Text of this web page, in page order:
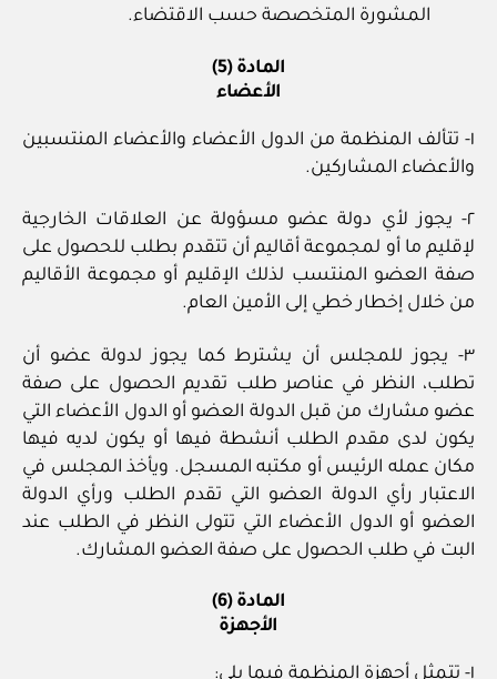
المشورة المتخصصة حسب الاقتضاء.
المادة (5)
الأعضاء
١- تتألف المنظمة من الدول الأعضاء والأعضاء المنتسبين
والأعضاء المشاركين.
٢- يجوز لأي دولة عضو مسؤولة عن العلاقات الخارجية
لإقليم ما أو لمجموعة أقاليم أن تتقدم بطلب للحصول على
صفة العضو المنتسب لذلك الإقليم أو مجموعة الأقاليم
من خلال إخطار خطي إلى الأمين العام.
٣- يجوز للمجلس أن يشترط كما يجوز لدولة عضو أن
تطلب، النظر في عناصر طلب تقديم الحصول على صفة
عضو مشارك من قبل الدولة العضو أو الدول الأعضاء التي
يكون لدى مقدم الطلب أنشطة فيها أو يكون لديه فيها
مكان عمله الرئيس أو مكتبه المسجل. ويأخذ المجلس في
الاعتبار رأي الدولة العضو التي تقدم الطلب ورأي الدولة
العضو أو الدول الأعضاء التي تتولى النظر في الطلب عند
البت في طلب الحصول على صفة العضو المشارك.
المادة (6)
الأجهزة
١- تتمثل أجهزة المنظمة فيما يلي: